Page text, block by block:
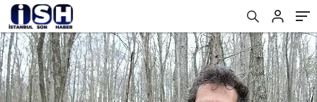
önemli?